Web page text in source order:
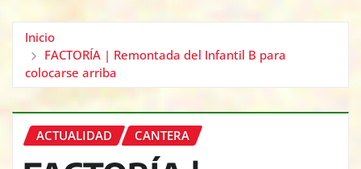
Inicio
FACTORÍA | Remontada del Infantil B para
colocarse arriba
ACTUALIDAD CANTERA